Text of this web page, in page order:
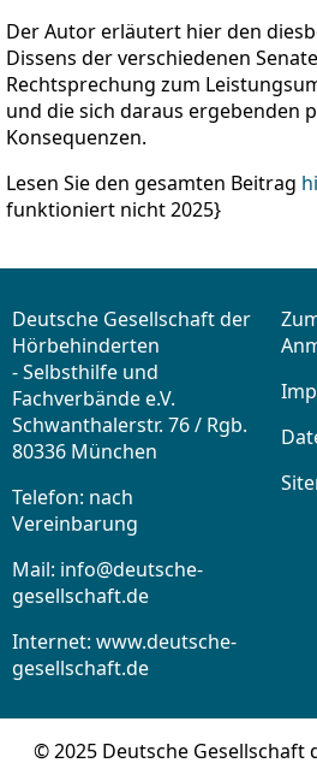
Der Autor erläutert hier den
Dissens der verschiedenen
Rechtsprechung zum
und die sich daraus ergebenden
Konsequenzen.
Lesen Sie den gesamten Beitrag
funktioniert nicht 2025}
Deutsche Gesellschaft der
Hörbehinderten
- Selbsthilfe und
Fachverbände e.V.
Schwanthalerstr. 76 / Rgb.
80336 München
Telefon: nach
Vereinbarung
Mail: info@deutsche-
gesellschaft.de
Internet: www.deutsche-
gesellschaft.de
© 2025 Deutsche